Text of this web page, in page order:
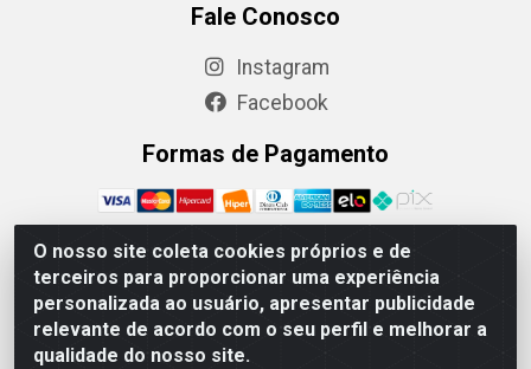
O nosso site coleta cookies próprios e de
terceiros para proporcionar uma experiência
personalizada ao usuário, apresentar publicidade
relevante de acordo com o seu perfil e melhorar a
qualidade do nosso site.
Fale Conosco
Instagram
Facebook
Formas de Pagamento
Rafael & Dantas LTDA - Rua Floriano Peixoto, 137-
Centro, CEP: 60025-130 | CNPJ: 02.884.314/0001-20